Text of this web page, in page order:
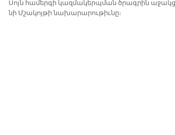
Սոյն հա­մեր­գի կազ­մա­կերպ­ման ծրագ­րին
նի Մշա­կոյ­թի նա­խա­րա­րու­թիւ­նը։